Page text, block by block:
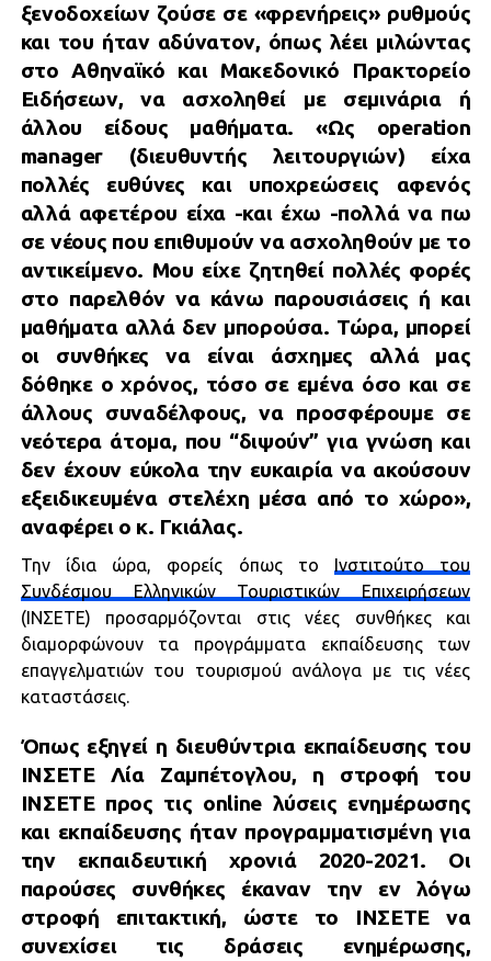
ξενοδοχείων ζούσε σε «φρενήρεις» ρυθμούς
και του ήταν αδύνατον, όπως λέει μιλώντας
στο Αθηναϊκό και Μακεδονικό Πρακτορείο
Ειδήσεων, να ασχοληθεί με σεμινάρια ή
άλλου είδους μαθήματα. «Ως operation
manager (διευθυντής λειτουργιών) είχα
πολλές ευθύνες και υποχρεώσεις αφενός
αλλά αφετέρου είχα -και έχω -πολλά να πω
σε νέους που επιθυμούν να ασχοληθούν με το
αντικείμενο. Μου είχε ζητηθεί πολλές φορές
στο παρελθόν να κάνω παρουσιάσεις ή και
μαθήματα αλλά δεν μπορούσα. Τώρα, μπορεί
οι συνθήκες να είναι άσχημες αλλά μας
δόθηκε ο χρόνος, τόσο σε εμένα όσο και σε
άλλους συναδέλφους, να προσφέρουμε σε
νεότερα άτομα, που “διψούν” για γνώση και
δεν έχουν εύκολα την ευκαιρία να ακούσουν
εξειδικευμένα στελέχη μέσα από το χώρο»,
αναφέρει ο κ. Γκιάλας.
Την ίδια ώρα, φορείς όπως το Ινστιτούτο του
Συνδέσμου Ελληνικών Τουριστικών Επιχειρήσεων
(ΙΝΣΕΤΕ) προσαρμόζονται στις νέες συνθήκες και
διαμορφώνουν τα προγράμματα εκπαίδευσης των
επαγγελματιών του τουρισμού ανάλογα με τις νέες
καταστάσεις.
Όπως εξηγεί η διευθύντρια εκπαίδευσης του
ΙΝΣΕΤΕ Λία Ζαμπέτογλου, η στροφή του
ΙΝΣΕΤΕ προς τις online λύσεις ενημέρωσης
και εκπαίδευσης ήταν προγραμματισμένη για
την εκπαιδευτική χρονιά 2020-2021. Οι
παρούσες συνθήκες έκαναν την εν λόγω
στροφή επιτακτική, ώστε το ΙΝΣΕΤΕ να
συνεχίσει τις δράσεις ενημέρωσης,